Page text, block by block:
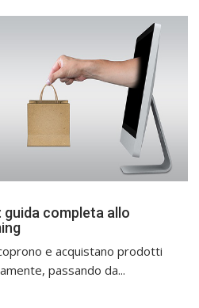
guida completa allo
e acquistano prodotti
passando da...